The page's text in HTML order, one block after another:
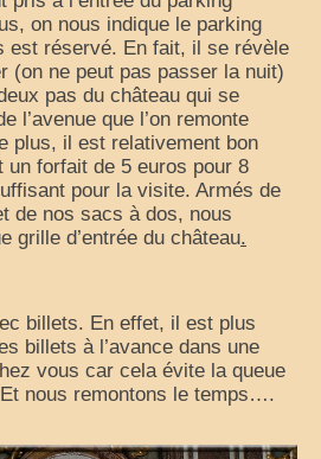
car
en vue Panoramiques
sports et culture (forum)
(forum)
king charles
on nous indique le parking
est réservé. En fait, il se révèle
(on ne peut pas passer la nuit)
pas du château qui se
l’avenue que l’on remonte
plus, il est relativement bon
un forfait de 5 euros pour 8
pour la visite. Armés de
de nos sacs à dos, nous
grille d’entrée du château.
billets. En effet, il est plus
billets à l’avance dans une
vous car cela évite la queue
nous remontons le temps….